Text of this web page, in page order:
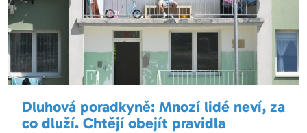
Dluhová poradkyně: Mnozí lidé neví, za
co dluží. Chtějí obejít pravidla